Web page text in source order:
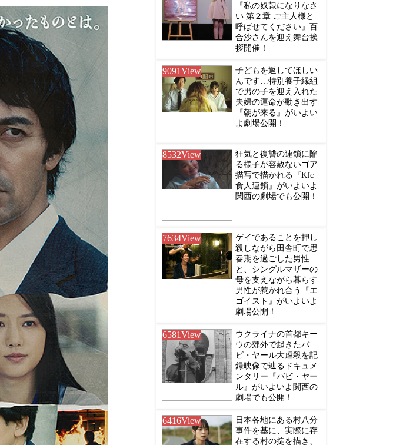
『私の奴隷になりなさ
い 第２章 ご主人様と
呼ばせてください』百
合沙さんを迎え舞台挨
拶開催！
9091View
子どもを返してほしい
んです…特別養子縁組
で男の子を迎え入れた
夫婦の運命が動き出す
『朝が来る』がいよい
よ劇場公開！
8532View
狂気と復讐の連鎖に陥
る様子が容赦ないゴア
描写で描かれる『Kfc
食人連鎖』がいよいよ
関西の劇場でも公開！
7634View
ゲイであることを押し
殺しながら田舎町で思
春期を過ごした男性
と、シングルマザーの
母を支えながら暮らす
男性が惹かれ合う『エ
ゴイスト』がいよいよ
劇場公開！
6581View
ウクライナの首都キー
ウの郊外で起きたバ
ビ・ヤール大虐殺を記
録映像で辿るドキュメ
ンタリー『バビ・ヤー
ル』がいよいよ関西の
劇場でも公開！
6416View
日本各地にある村八分
事件を基に、実際に存
在する村の掟を描き、